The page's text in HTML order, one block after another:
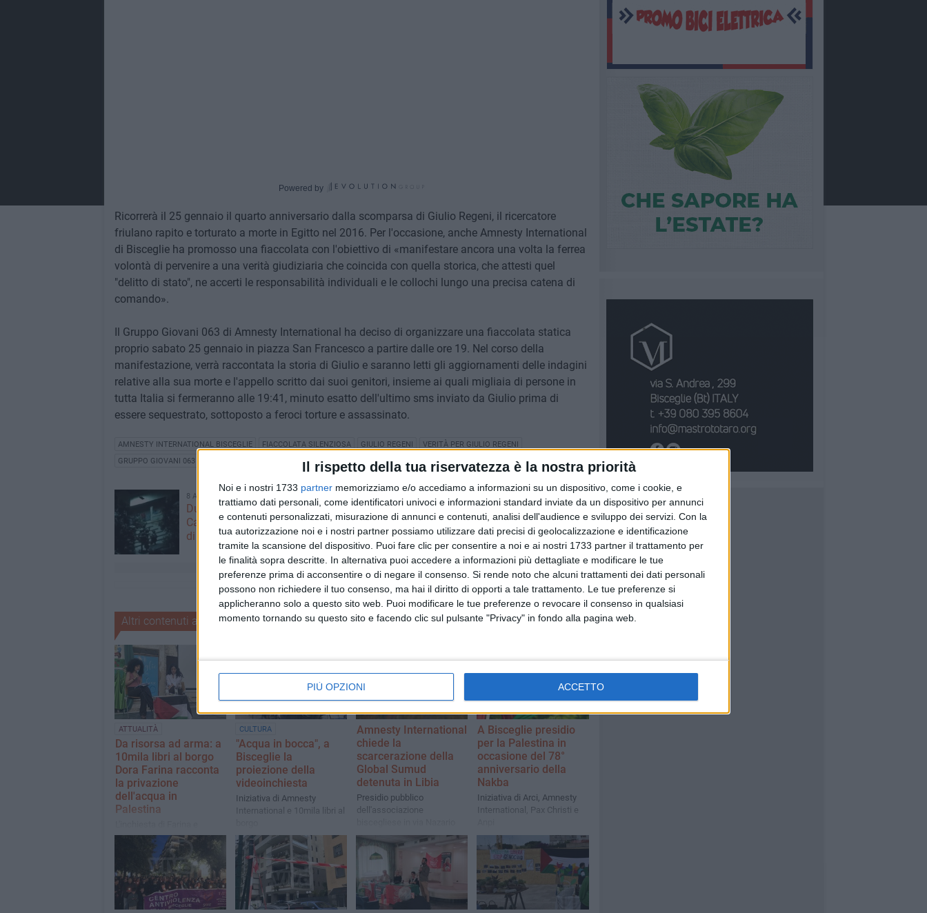
Il rispetto della tua riservatezza è la nostra priorità
Noi e i nostri 1733 partner memorizziamo e/o accediamo a informazioni su un dispositivo, come i cookie, e
trattiamo dati personali, come identificatori univoci e informazioni standard inviate da un dispositivo per annunci
e contenuti personalizzati, misurazione di annunci e contenuti, analisi dell'audience e sviluppo dei servizi. Con la
tua autorizzazione noi e i nostri partner possiamo utilizzare dati precisi di geolocalizzazione e identificazione
tramite la scansione del dispositivo. Puoi fare clic per consentire a noi e ai nostri 1733 partner il trattamento per
le finalità sopra descritte. In alternativa puoi accedere a informazioni più dettagliate e modificare le tue
preferenze prima di acconsentire o di negare il consenso. Si rende noto che alcuni trattamenti dei dati personali
possono non richiedere il tuo consenso, ma hai il diritto di opporti a tale trattamento. Le tue preferenze si
applicheranno solo a questo sito web. Puoi modificare le tue preferenze o revocare il consenso in qualsiasi
momento tornando su questo sito e facendo clic sul pulsante "Privacy" in fondo alla pagina web.
PIÙ OPZIONI ACCETTO
Powered by
Ricorrerà il 25 gennaio il quarto anniversario dalla scomparsa di Giulio Regeni, il ricercatore
friulano rapito e torturato a morte in Egitto nel 2016. Per l'occasione, anche Amnesty International
di Bisceglie ha promosso una fiaccolata con l'obiettivo di «manifestare ancora una volta la ferrea
volontà di pervenire a una verità giudiziaria che coincida con quella storica, che attesti quel
"delitto di stato", ne accerti le responsabilità individuali e le collochi lungo una precisa catena di
comando».
Il Gruppo Giovani 063 di Amnesty International ha deciso di organizzare una fiaccolata statica
proprio sabato 25 gennaio in piazza San Francesco a partire dalle ore 19. Nel corso della
manifestazione, verrà raccontata la storia di Giulio e saranno letti gli aggiornamenti delle indagini
relative alla sua morte e l'appello scritto dai suoi genitori, insieme ai quali migliaia di persone in
tutta Italia si fermeranno alle 19:41, minuto esatto dell'ultimo sms inviato da Giulio prima di
essere sequestrato, sottoposto a feroci torture e assassinato.
AMNESTY INTERNATIONAL BISCEGLIE FIACCOLATA SILENZIOSA GIULIO REGENI
VERITÀ PER GIULIO REGENI
GRUPPO GIOVANI 063 AMNESTY
8 AGOSTO 2026
Due latitanti del clan mafioso
Capriati arrestati in un casolare
di Bisceglie
Latitanti del clan Capriati
arrestati, le parole del colonnello
Massimiliano Galasso
Altri contenuti a tema
ATTUALITÀ
Da risorsa ad arma: a
10mila libri al borgo
Dora Farina racconta
la privazione
dell'acqua in
Palestina
Marianna Donadio è
vincitrice del premio Roberto
Morrione 2025
CULTURA
"Acqua in bocca", a
Bisceglie la
proiezione della
videoinchiesta
Iniziativa di Amnesty
International e 10mila libri al
Amnesty International
chiede la
scarcerazione della
Global Sumud
detenuta in Libia
Presidio pubblico
dell'associazione
Sauro
A Bisceglie presidio
per la Palestina in
occasione del 78°
anniversario della
Nakba
Iniziativa di Arci, Amnesty
International, Pax Christi e